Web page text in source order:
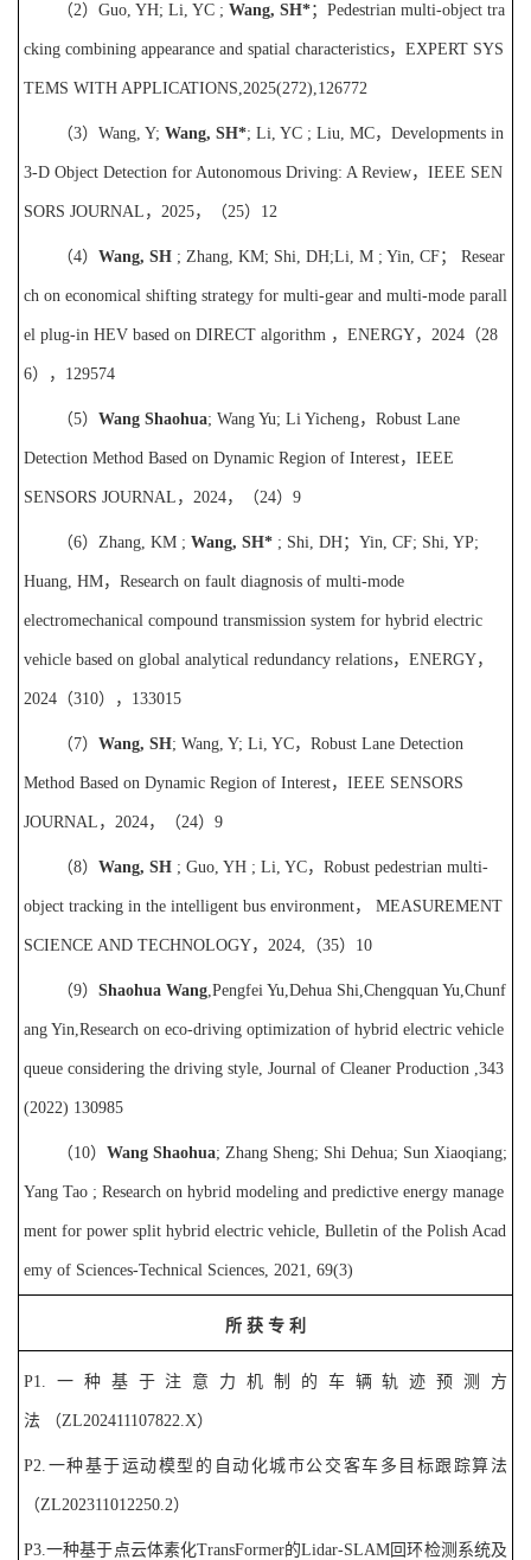
（2） Guo, YH; Li, YC ; Wang, SH*； Pedestrian multi-object tra
cking combining appearance and spatial characteristics， EXPERT SYS
TEMS WITH APPLICATIONS,2025(272),126772
（3） Wang, Y; Wang, SH*; Li, YC ; Liu, MC， Developments in
3-D Object Detection for Autonomous Driving: A Review， IEEE SEN
SORS JOURNAL ， 2025，（25） 12
（4） Wang, SH ; Zhang, KM; Shi, DH;Li, M ; Yin, CF； Resear
ch on economical shifting strategy for multi-gear and multi-mode parall
el plug-in HEV based on DIRECT algorithm ， ENERGY， 2024 （28
6）， 129574
（5） Wang Shaohua; Wang Yu; Li Yicheng， Robust Lane
Detection Method Based on Dynamic Region of Interest， IEEE
SENSORS JOURNAL ， 2024，（24） 9
（6） Zhang, KM ; Wang, SH* ; Shi, DH； Yin, CF; Shi, YP;
Huang, HM， Research on fault diagnosis of multi-mode
electromechanical compound transmission system for hybrid electric
vehicle based on global analytical redundancy relations， ENERGY，
2024 （310）， 133015
（7） Wang, SH; Wang, Y; Li, YC， Robust Lane Detection
Method Based on Dynamic Region of Interest， IEEE SENSORS
JOURNAL ， 2024，（24） 9
（8） Wang, SH ; Guo, YH ; Li, YC， Robust pedestrian multi-
object tracking in the intelligent bus environment， MEASUREMENT
SCIENCE AND TECHNOLOGY， 2024, （35） 10
（9） Shaohua Wang,Pengfei Yu,Dehua Shi,Chengquan Yu,Chunf
ang Yin,Research on eco-driving optimization of hybrid electric vehicle
queue considering the driving style, Journal of Cleaner Production ,343
(2022) 130985
（10） Wang Shaohua; Zhang Sheng; Shi Dehua; Sun Xiaoqiang;
Yang Tao ; Research on hybrid modeling and predictive energy manage
ment for power split hybrid electric vehicle, Bulletin of the Polish Acad
emy of Sciences-Technical Sciences, 2021, 69(3)
所 获 专 利
P1. 一种基于注意力机制的车辆轨迹预测方
法 （ZL202411107822.X）
P2. 一种基于运动模型的自动化城市公交客车多目标跟踪算法
（ZL202311012250.2）
P3.一种基于点云体素化TransFormer的Lidar-SLAM 回环检测系统及